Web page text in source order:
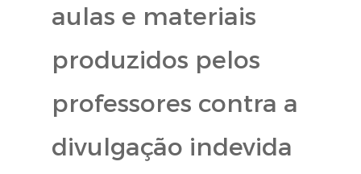
aulas e materiais
produzidos pelos
professores contra a
divulgação indevida